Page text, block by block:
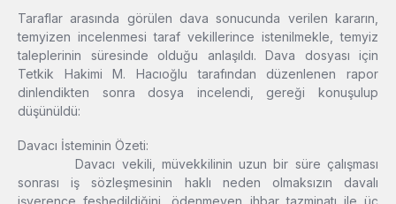
Taraflar arasında görülen dava sonucunda verilen kararın,
temyizen incelenmesi taraf vekillerince istenilmekle, temyiz
taleplerinin süresinde olduğu anlaşıldı. Dava dosyası için
Tetkik Hakimi M. Hacıoğlu tarafından düzenlenen rapor
dinlendikten sonra dosya incelendi, gereği konuşulup
düşünüldü:
Davacı İsteminin Özeti:
Davacı vekili, müvekkilinin uzun bir süre çalışması
sonrası iş sözleşmesinin haklı neden olmaksızın davalı
işverence feshedildiğini, ödenmeyen ihbar tazminatı ile üç